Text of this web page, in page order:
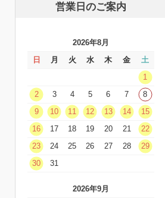
営業日のご案内
2026年8月
日
月 火 水 木 金
土
1
2
3 4 5 6 7
8
9
10 11 12 13 14
15
16
17 18 19 20 21
22
23
24 25 26 27 28
29
30
31
2026年9月